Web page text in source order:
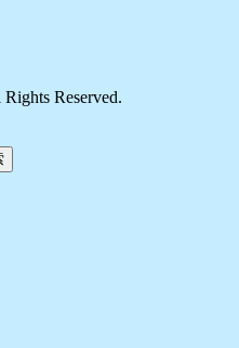
Reserved.